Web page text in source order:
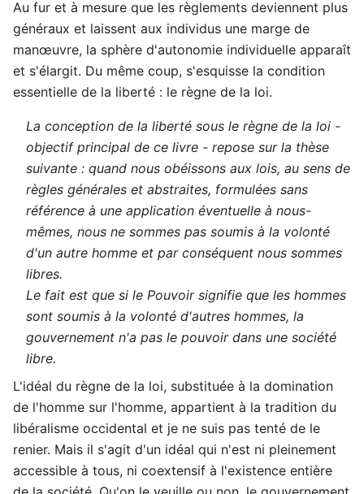
Au fur et à mesure que les règlements deviennent plus
généraux et laissent aux individus une marge de
manœuvre, la sphère d'autonomie individuelle apparaît
et s'élargit. Du même coup, s'esquisse la condition
essentielle de la liberté : le règne de la loi.
La conception de la liberté sous le règne de la loi -
objectif principal de ce livre - repose sur la thèse
suivante : quand nous obéissons aux lois, au sens de
règles générales et abstraites, formulées sans
référence à une application éventuelle à nous-
mêmes, nous ne sommes pas soumis à la volonté
d'un autre homme et par conséquent nous sommes
libres.
Le fait est que si le Pouvoir signifie que les hommes
sont soumis à la volonté d'autres hommes, la
gouvernement n'a pas le pouvoir dans une société
libre.
L'idéal du règne de la loi, substituée à la domination
de l'homme sur l'homme, appartient à la tradition du
libéralisme occidental et je ne suis pas tenté de le
renier. Mais il s'agit d'un idéal qui n'est ni pleinement
accessible à tous, ni coextensif à l'existence entière